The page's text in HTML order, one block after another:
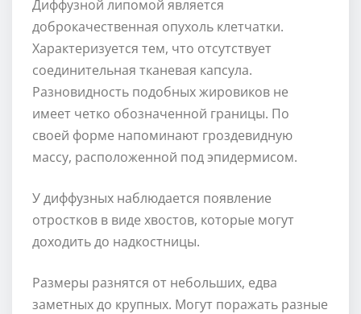
Диффузной липомой является
доброкачественная опухоль клетчатки.
Характеризуется тем, что отсутствует
соединительная тканевая капсула.
Разновидность подобных жировиков не
имеет четко обозначенной границы. По
своей форме напоминают гроздевидную
массу, расположенной под эпидермисом.
У диффузных наблюдается появление
отростков в виде хвостов, которые могут
доходить до надкостницы.
Размеры разнятся от небольших, едва
заметных до крупных. Могут поражать разные